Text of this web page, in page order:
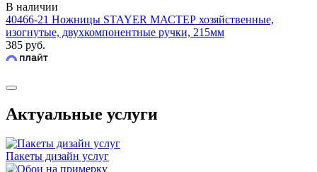
В наличии
40466-21 Ножницы STAYER МАСТЕР хозяйственные,
изогнутые, двухкомпонентные ручки, 215мм
385 руб.
Актуальные услуги
Пакеты дизайн услуг